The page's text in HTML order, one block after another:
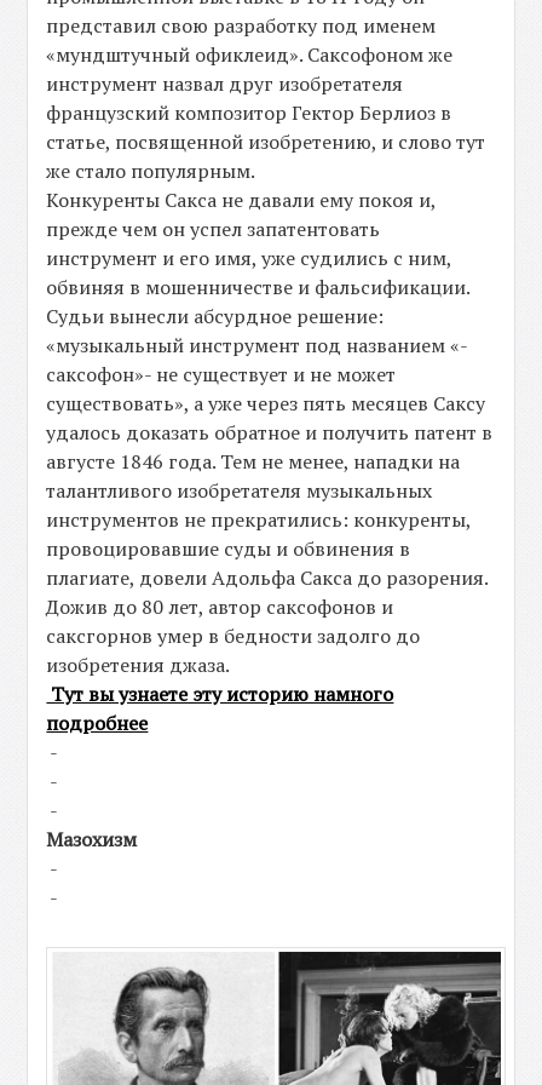
представил свою разработку под именем
«мундштучный офиклеид». Саксофоном же
инструмент назвал друг изобретателя
французский композитор Гектор Берлиоз в
статье, посвященной изобретению, и слово тут
же стало популярным.
Конкуренты Сакса не давали ему покоя и,
прежде чем он успел запатентовать
инструмент и его имя, уже судились с ним,
обвиняя в мошенничестве и фальсификации.
Судьи вынесли абсурдное решение:
«музыкальный инструмент под названием «-
саксофон»- не существует и не может
существовать», а уже через пять месяцев Саксу
удалось доказать обратное и получить патент в
августе 1846 года. Тем не менее, нападки на
талантливого изобретателя музыкальных
инструментов не прекратились: конкуренты,
провоцировавшие суды и обвинения в
плагиате, довели Адольфа Сакса до разорения.
Дожив до 80 лет, автор саксофонов и
саксгорнов умер в бедности задолго до
изобретения джаза.
Тут вы узнаете эту историю намного
подробнее
-
-
-
Мазохизм
-
-